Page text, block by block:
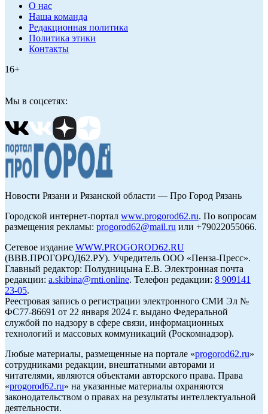
О нас
Наша команда
Редакционная политика
Политика этики
Контакты
16+
Мы в соцсетях:
Новости Рязани и Рязанской области — Про Город Рязань
Городской интернет-портал www.progorod62.ru. По вопросам
размещения рекламы: progorod62@mail.ru или +79022055066.
Сетевое издание WWW.PROGOROD62.RU
(ВВВ.ПРОГОРОД62.РУ). Учредитель ООО «Пенза-Пресс».
Главный редактор: Полудницына Е.В. Электронная почта
редакции: a.skibina@rnti.online. Телефон редакции: 8 909141
23-05.
Реестровая запись о регистрации электронного СМИ Эл №
ФС77-86691 от 22 января 2024 г. выдано Федеральной
службой по надзору в сфере связи, информационных
технологий и массовых коммуникаций (Роскомнадзор).
Любые материалы, размещенные на портале «progorod62.ru»
сотрудниками редакции, внештатными авторами и
читателями, являются объектами авторского права. Права
«progorod62.ru» на указанные материалы охраняются
законодательством о правах на результаты интеллектуальной
деятельности.